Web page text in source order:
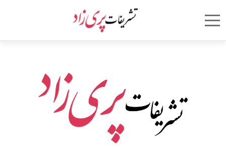
Mobile Menu Toggle
Mobile Menu Toggle